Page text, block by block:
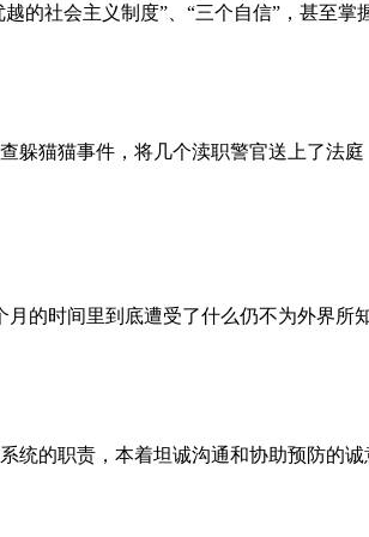
的社会主义制度”、“三个自信”，甚至掌
躲猫猫事件，将几个渎职警官送上了法
的时间里到底遭受了什么仍不为外界所
统的职责，本着坦诚沟通和协助预防的